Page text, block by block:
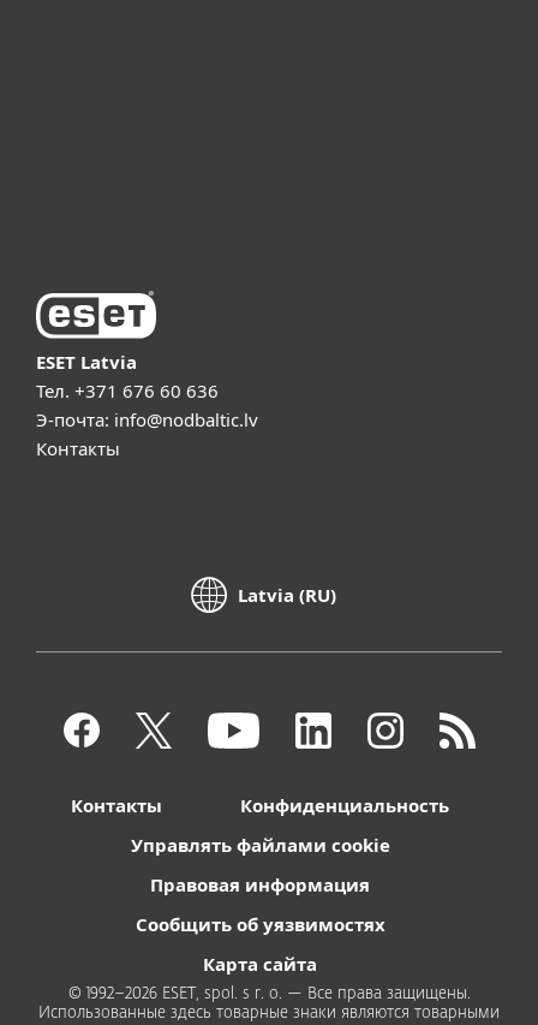
ESET Latvia
Тел. +371 676 60 636
Э-почта: info@nodbaltic.lv
Контакты
Latvia (RU)
Контакты
Конфиденциальность
Управлять файлами cookie
Правовая информация
Сообщить об уязвимостях
Карта сайта
© 1992–2026 ESET, spol. s r. o. — Все права защищены.
Использованные здесь товарные знаки являются товарными